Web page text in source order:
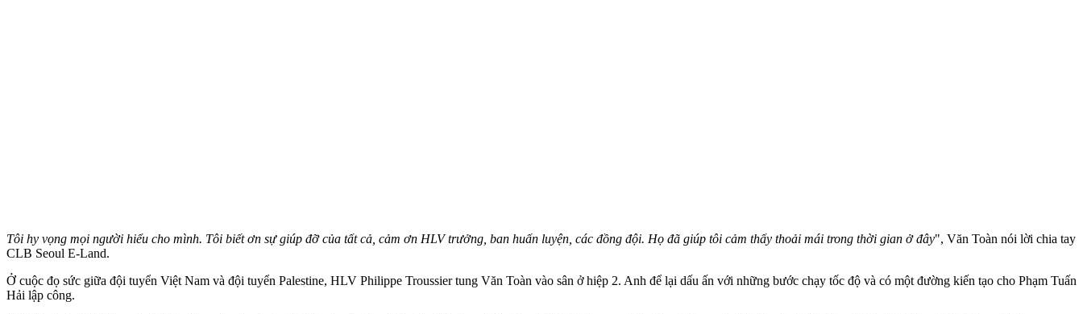
Tôi hy vọng mọi người hiểu cho mình. Tôi biết ơn sự giúp đỡ của tất cả, cảm ơn HLV trưởng, ban huấn luyện, các đồng đội. Họ đã giúp tôi cảm thấy thoải mái trong thời gian ở đây", Văn Toàn nói lời chia tay
CLB Seoul E-Land.
Ở cuộc đọ sức giữa đội tuyển Việt Nam và đội tuyển Palestine, HLV Philippe Troussier tung Văn Toàn vào sân ở hiệp 2. Anh để lại dấu ấn với những bước chạy tốc độ và có một đường kiến tạo cho Phạm Tuấn
Hải lập công.